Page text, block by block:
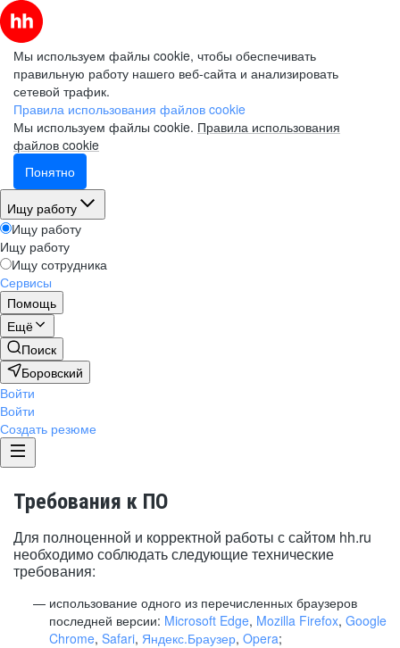
Мы используем файлы cookie, чтобы обеспечивать
правильную работу нашего веб-сайта и анализировать
сетевой трафик.
Правила использования файлов cookie
Мы используем файлы cookie. Правила использования
файлов cookie
Понятно
Ищу работу
Ищу работу
Ищу работу
Ищу сотрудника
Сервисы
Помощь
Ещё
Поиск
Боровский
Войти
Войти
Создать резюме
Требования к ПО
Для полноценной и корректной работы с сайтом hh.ru
необходимо соблюдать следующие технические
требования:
использование одного из перечисленных браузеров
последней версии: Microsoft Edge, Mozilla Firefox, Google
Chrome, Safari, Яндекс.Браузер, Opera;